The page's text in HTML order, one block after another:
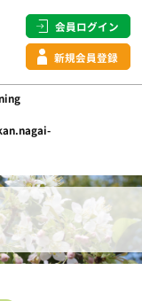
会員ログイン
新規会員登録